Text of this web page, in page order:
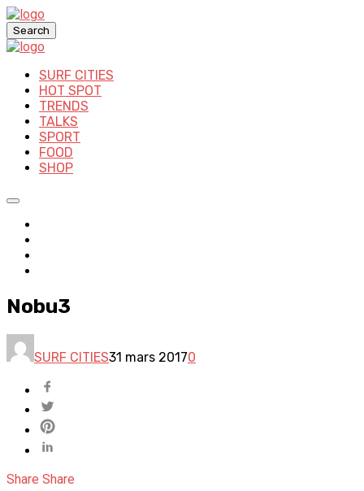
Search
SURF CITIES
HOT SPOT
TRENDS
TALKS
SPORT
FOOD
SHOP
Nobu3
SURF CITIES31 mars 20170
Share Share